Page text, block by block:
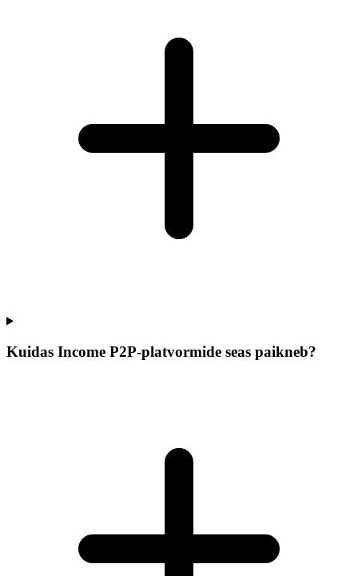
Kuidas Income P2P-platvormide seas paikneb?